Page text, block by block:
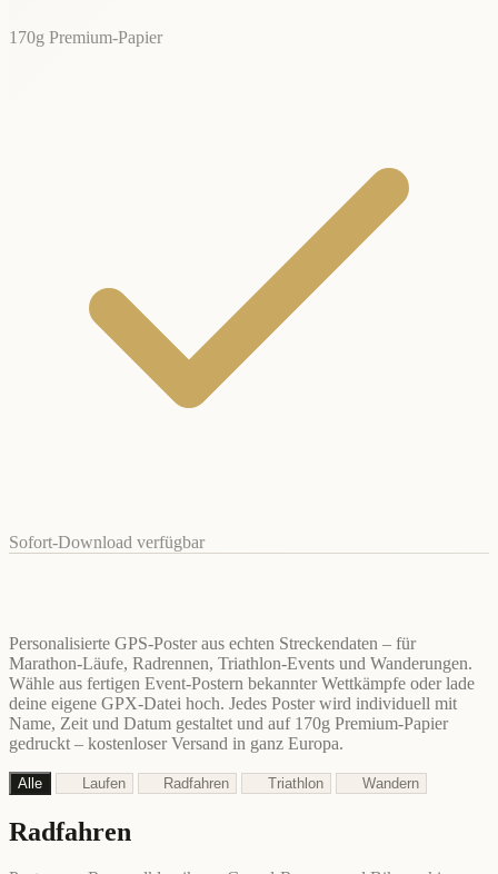
170g Premium-Papier
Sofort-Download verfügbar
Personalisierte GPS-Poster aus echten Streckendaten – für
Marathon-Läufe, Radrennen, Triathlon-Events und Wanderungen.
Wähle aus fertigen Event-Postern bekannter Wettkämpfe oder lade
deine eigene GPX-Datei hoch. Jedes Poster wird individuell mit
Name, Zeit und Datum gestaltet und auf 170g Premium-Papier
gedruckt – kostenloser Versand in ganz Europa.
Alle Laufen Radfahren Triathlon Wandern
Radfahren